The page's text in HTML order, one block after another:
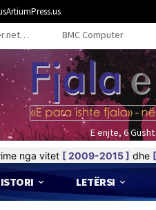
BMC Computer
E enjte, 6
nga vitet [ 2009-2015 ] dhe
LETËRSI